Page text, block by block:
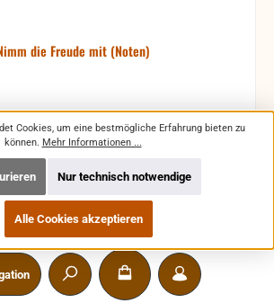
die Freude mit (Noten)
70 Weihnachtslieder mit Noten
Regulärer Preis:
7,50 €
Cookies, um eine bestmögliche Erfahrung bieten zu
können. Mehr Informationen ...
Nur technisch notwendige
Alle Cookies akzeptieren